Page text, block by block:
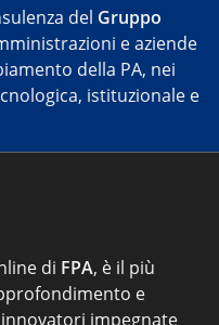
del Gruppo
e aziende
della PA, nei
istituzionale e
di FPA, è il più
e
impegnate